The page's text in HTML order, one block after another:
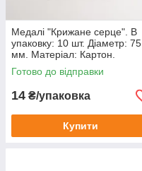
Медалі "Крижане серце". В
упаковку: 10 шт. Діаметр: 75
мм. Матеріал: Картон.
Готово до відправки
14 ₴/упаковка
Купити